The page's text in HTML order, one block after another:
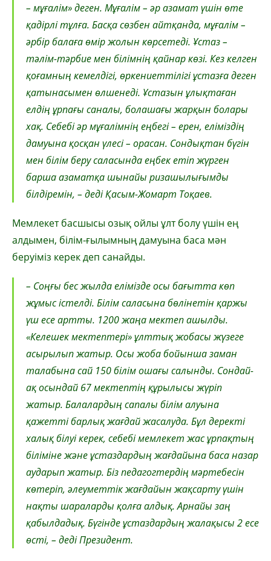
– мұғалім» деген. Мұғалім – әр азамат үшін өте
қадірлі тұлға. Басқа сөзбен айтқанда, мұғалім –
әрбір балаға өмір жолын көрсетеді. Ұстаз –
тәлім-тәрбие мен білімнің қайнар көзі. Кез келген
қоғамның кемелдігі, өркениеттілігі ұстазға деген
қатынасымен өлшенеді. Ұстазын ұлықтаған
елдің ұрпағы саналы, болашағы жарқын болары
хақ. Себебі әр мұғалімнің еңбегі – ерен, еліміздің
дамуына қосқан үлесі – орасан. Сондықтан бүгін
мен білім беру саласында еңбек етіп жүрген
барша азаматқа шынайы ризашылығымды
білдіремін, – деді Қасым-Жомарт Тоқаев.
Мемлекет басшысы озық ойлы ұлт болу үшін ең
алдымен, білім-ғылымның дамуына баса мән
беруіміз керек деп санайды.
– Соңғы бес жылда елімізде осы бағытта көп
жұмыс істелді. Білім саласына бөлінетін қаржы
үш есе артты. 1200 жаңа мектеп ашылды.
«Келешек мектептері» ұлттық жобасы жүзеге
асырылып жатыр. Осы жоба бойынша заман
талабына сай 150 білім ошағы салынды. Сондай-
ақ осындай 67 мектептің құрылысы жүріп
жатыр. Балалардың сапалы білім алуына
қажетті барлық жағдай жасалуда. Бұл деректі
халық білуі керек, себебі мемлекет жас ұрпақтың
біліміне және ұстаздардың жағдайына баса назар
аударып жатыр. Біз педагогтердің мәртебесін
көтеріп, әлеуметтік жағдайын жақсарту үшін
нақты шараларды қолға алдық. Арнайы заң
қабылдадық. Бүгінде ұстаздардың жалақысы 2 есе
өсті, – деді Президент.